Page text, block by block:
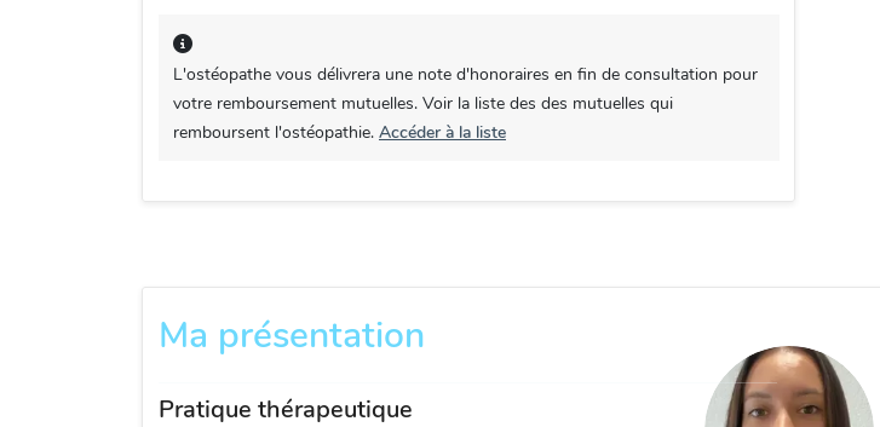
L'ostéopathe vous délivrera une note d'honoraires en fin de consultation pour
votre remboursement mutuelles. Voir la liste des des mutuelles qui
remboursent l'ostéopathie. Accéder à la liste
Ma présentation
Pratique thérapeutique